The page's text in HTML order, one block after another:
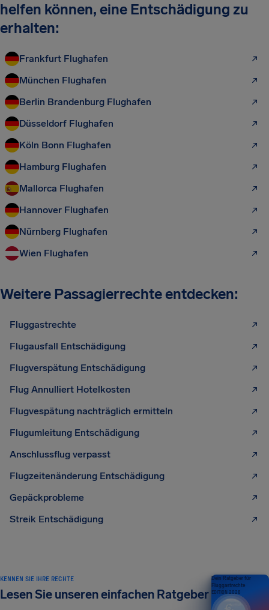
helfen können, eine Entschädigung zu
erhalten:
Frankfurt Flughafen
München Flughafen
Berlin Brandenburg Flughafen
Düsseldorf Flughafen
Köln Bonn Flughafen
Hamburg Flughafen
Mallorca Flughafen
Hannover Flughafen
Nürnberg Flughafen
Wien Flughafen
Weitere Passagierrechte entdecken:
Fluggastrechte
Flugausfall Entschädigung
Flugverspätung Entschädigung
Flug Annulliert Hotelkosten
Flugvespätung nachträglich ermitteln
Flugumleitung Entschädigung
Anschlussflug verpasst
Flugzeitenänderung Entschädigung
Gepäckprobleme
Streik Entschädigung
KENNEN SIE IHRE RECHTE
Lesen Sie unseren einfachen Ratgeber
Dein Ratgeber für
Fluggastrechte
EDITION 2026